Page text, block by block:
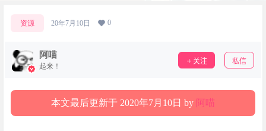
资源 20年7月10日 0
阿喵
起来！
关注 私信
本文最后更新于 2020年7月10日 by 阿喵